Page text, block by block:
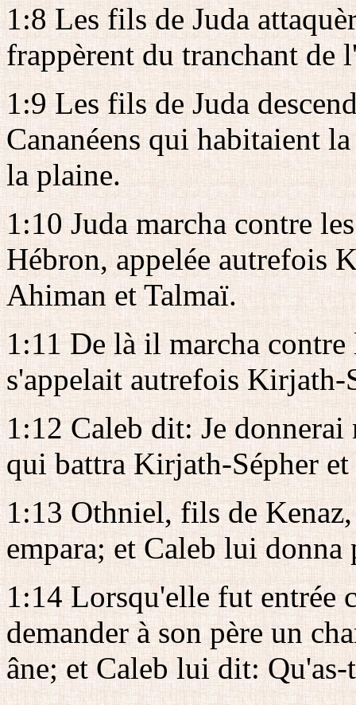
1:8 Les fils de Juda
frappèrent du tranchant de
1:9 Les fils de Juda
Cananéens qui habitaient
la plaine.
1:10 Juda marcha contre
Hébron, appelée autrefois
Ahiman et Talmaï.
1:11 De là il marcha
s'appelait autrefois Kirjath-
1:12 Caleb dit: Je
qui battra Kirjath-Sépher
1:13 Othniel, fils de
empara; et Caleb lui
1:14 Lorsqu'elle fut entrée
demander à son père un
âne; et Caleb lui dit: Qu'as-